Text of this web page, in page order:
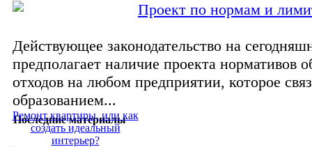
Проект по нормам и
Действующее законодательство на
предполагает наличие проекта нормативов
отходов на любом предприятии, которое
образованием...
Последние материалы
Ремонт квартиры, или как
создать идеальный
интерьер?